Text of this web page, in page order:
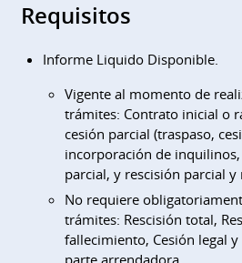
Requisitos
Informe Liquido Disponible.
Vigente al momento de
trámites: Contrato inicial o
cesión parcial (traspaso,
incorporación de
parcial, y rescisión parcial y
No requiere
trámites: Rescisión total,
fallecimiento, Cesión legal
parte arrendadora.